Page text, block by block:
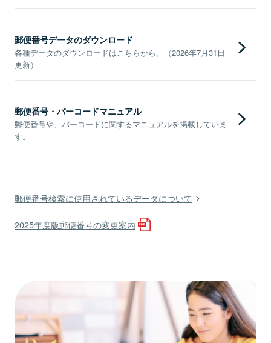
郵便番号データのダウンロード
各種データのダウンロードはこちらから。（2026年7月31日
更新）
郵便番号・バーコードマニュアル
郵便番号や、バーコードに関するマニュアルを掲載していま
す。
郵便番号検索に使用されているデータについて
2025年度版郵便番号の変更案内